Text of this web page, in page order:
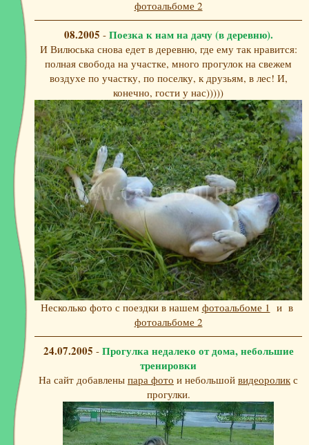
фотоальбоме 2
08.2005 - Поезка к нам на дачу (в деревню).
И Вилюська снова едет в деревню, где ему так нравится:
полная свобода на участке, много прогулок на свежем
воздухе по участку, по поселку, к друзьям, в лес! И,
конечно, гости у нас)))))
Несколько фото с поездки в нашем фотоальбоме 1 и в
фотоальбоме 2
24.07.2005 - Прогулка недалеко от дома, небольшие
тренировки
На сайт добавлены пара фото и небольшой видеоролик с
прогулки.